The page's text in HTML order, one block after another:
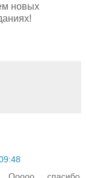
новых